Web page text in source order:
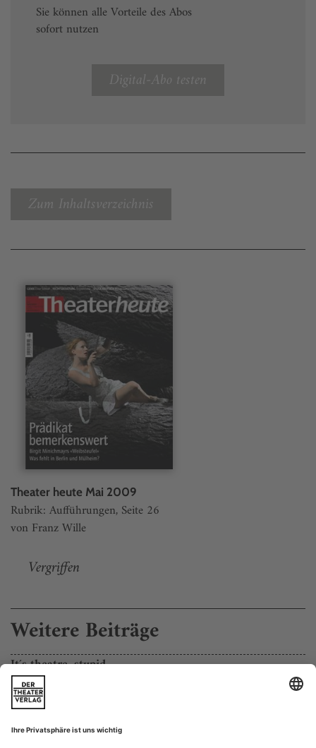
Sie können alle Vorteile des Abos
sofort nutzen
Digital-Abo testen
Zum Inhaltsverzeichnis
Theater heute Mai 2009
Rubrik: Aufführungen, Seite 26
von Franz Wille
Vergriffen
Weitere Beiträge
It´s theatre, stupid
Wie kommen die besten Stücke nach Mülheim? Erläuterungen eines
Jurors
Die Mülheimer Theatertage und das Berliner Theatertreffen